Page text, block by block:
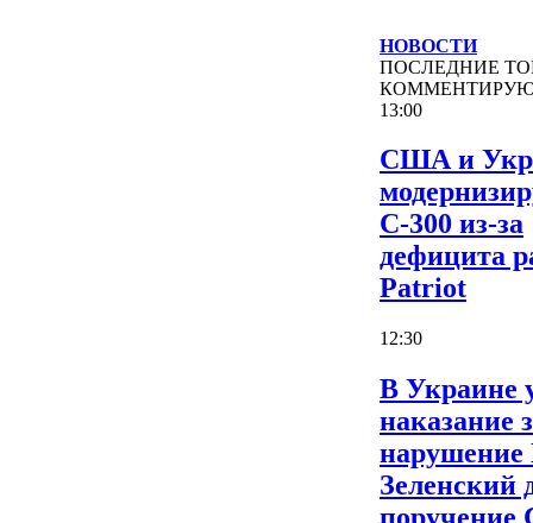
НОВОСТИ
ПОСЛЕДНИЕ
13:00
США и
С-300 из-за
дефицита
Patriot
12:30
В Украине
наказание
Зеленский